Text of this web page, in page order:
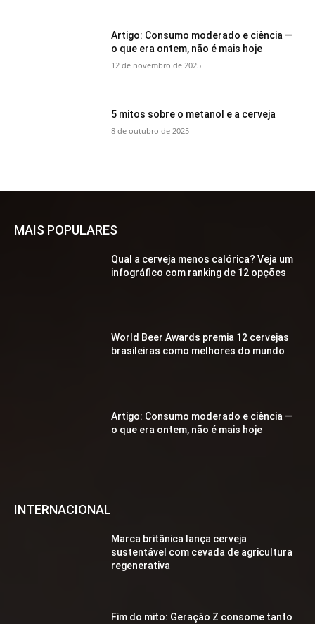
Artigo: Consumo moderado e ciência —
o que era ontem, não é mais hoje
12 de novembro de 2025
5 mitos sobre o metanol e a cerveja
8 de outubro de 2025
MAIS POPULARES
Qual a cerveja menos calórica? Veja um
infográfico com ranking de 12 opções
World Beer Awards premia 12 cervejas
brasileiras como melhores do mundo
Artigo: Consumo moderado e ciência —
o que era ontem, não é mais hoje
INTERNACIONAL
Marca britânica lança cerveja
sustentável com cevada de agricultura
regenerativa
Fim do mito: Geração Z consome tanto